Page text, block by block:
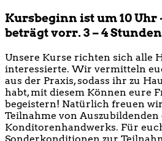
Kursbeginn ist um 10 Uhr
beträgt vorr. 3 – 4 Stunden
Unsere Kurse richten sich alle
interessierte. Wir vermitteln
aus der Praxis, sodass ihr zu
habt, mit diesem Können eure
begeistern! Natürlich freuen
Teilnahme von Auszubildenden
Konditorenhandwerks. Für